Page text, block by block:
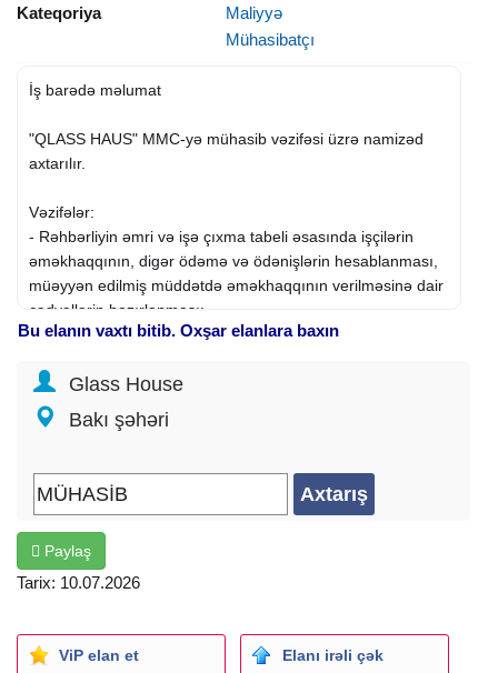
Kateqoriya
Maliyyə
Mühasibatçı
İş barədə məlumat
"QLASS HAUS" MMC-yə mühasib vəzifəsi üzrə namizəd
axtarılır.
Vəzifələr:
- Rəhbərliyin əmri və işə çıxma tabeli əsasında işçilərin
əməkhaqqının, digər ödəmə və ödənişlərin hesablanması,
müəyyən edilmiş müddətdə əməkhaqqının verilməsinə dair
cədvəllərin hazırlanması;
- Əmrlərə əsasən hər ay məzuniyyətlərin, ezamiyyətlərin,
qabiliyyəti olmamaq vərəqəsinin hesablamalarını həyata
keçirir;
Müxtəlifmədaxil, məxaric orderlərı, ciddi hesabat blankları
nəzarət edir. Ciddi hesabat blankları hesabat qaiməsi üzrə
baş mühasibin və həmin hesabat verməli olan şəxsin
imzaları ilə verilir.
- Mal-material qiymətlilərin inventarizasiyasında iştirak edir
və onlar üzrə müvafiq aktları rəsmiləşdirir.
Bu elanın vaxtı bitib. Oxşar elanlara baxın
Glass House
Bakı şəhəri
Paylaş
Tarix: 10.07.2026
ViP elan et Elanı irəli çək